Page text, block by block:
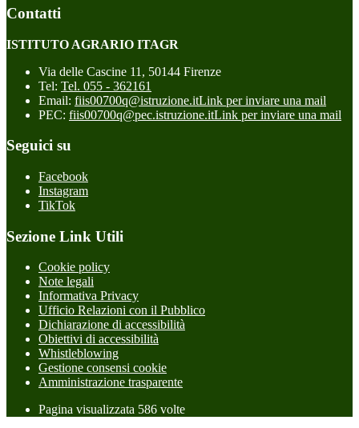
Contatti
ISTITUTO AGRARIO ITAGR
Via delle Cascine 11, 50144 Firenze
Tel: Tel. 055 - 362161
Email: fiis00700q@istruzione.itLink per inviare una mail
PEC: fiis00700q@pec.istruzione.itLink per inviare una mail
Seguici su
Facebook
Instagram
TikTok
Sezione Link Utili
Cookie policy
Note legali
Informativa Privacy
Ufficio Relazioni con il Pubblico
Dichiarazione di accessibilità
Obiettivi di accessibilità
Whistleblowing
Gestione consensi cookie
Amministrazione trasparente
Pagina visualizzata 586 volte